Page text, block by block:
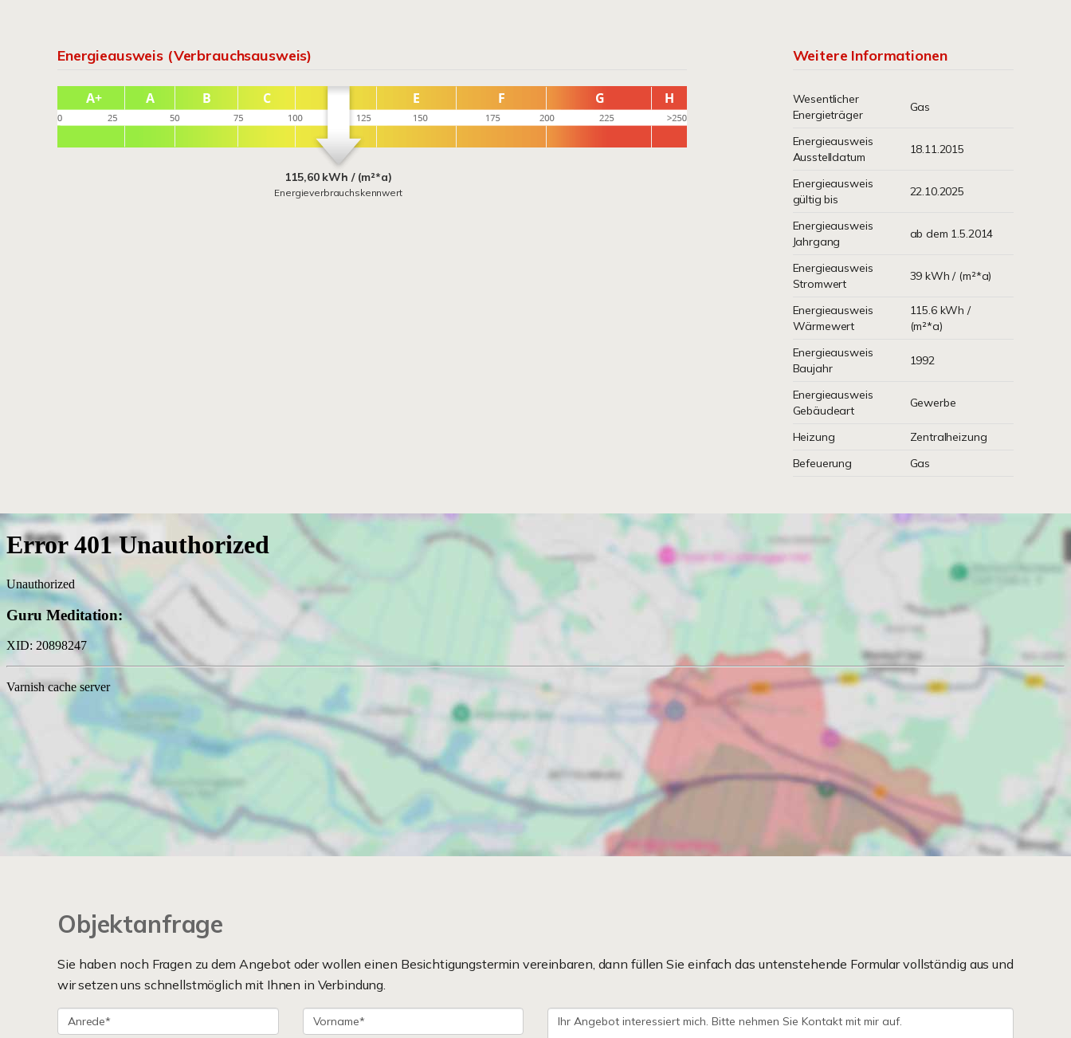
Energieausweis (Verbrauchsausweis)
115,60 kWh / (m²*a)
Energieverbrauchskennwert
Weitere Informationen
Wesentlicher
Energieträger
Gas
Energieausweis
Ausstelldatum
18.11.2015
Energieausweis
gültig bis
22.10.2025
Energieausweis
Jahrgang
ab dem 1.5.2014
Energieausweis
Stromwert
39 kWh / (m²*a)
Energieausweis
Wärmewert
115.6 kWh /
(m²*a)
Energieausweis
Baujahr
1992
Energieausweis
Gebäudeart
Gewerbe
Heizung
Zentralheizung
Befeuerung
Gas
Objektanfrage
Sie haben noch Fragen zu dem Angebot oder wollen einen Besichtigungstermin vereinbaren, dann füllen Sie einfach das untenstehende Formular vollständig aus und
wir setzen uns schnellstmöglich mit Ihnen in Verbindung.